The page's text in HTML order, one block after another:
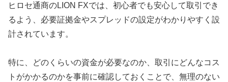
ヒロセ通商のLION FXでは、初心者でも安心して取引でき
るよう、必要証拠金やスプレッドの設定がわかりやすく設
計されています。
特に、どのくらいの資金が必要なのか、取引にどんなコス
トがかかるのかを事前に確認しておくことで、無理のない